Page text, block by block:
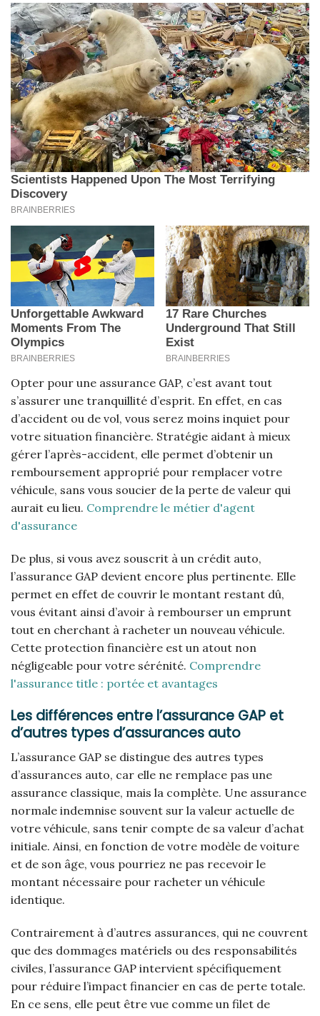
Opter pour une assurance GAP, c’est avant tout
s’assurer une tranquillité d’esprit. En effet, en cas
d’accident ou de vol, vous serez moins inquiet pour
votre situation financière. Stratégie aidant à mieux
gérer l’après-accident, elle permet d’obtenir un
remboursement approprié pour remplacer votre
véhicule, sans vous soucier de la perte de valeur qui
aurait eu lieu. Comprendre le métier d'agent
d'assurance
De plus, si vous avez souscrit à un crédit auto,
l’assurance GAP devient encore plus pertinente. Elle
permet en effet de couvrir le montant restant dû,
vous évitant ainsi d’avoir à rembourser un emprunt
tout en cherchant à racheter un nouveau véhicule.
Cette protection financière est un atout non
négligeable pour votre sérénité. Comprendre
l'assurance title : portée et avantages
Les différences entre l’assurance GAP et
d’autres types d’assurances auto
L’assurance GAP se distingue des autres types
d’assurances auto, car elle ne remplace pas une
assurance classique, mais la complète. Une assurance
normale indemnise souvent sur la valeur actuelle de
votre véhicule, sans tenir compte de sa valeur d’achat
initiale. Ainsi, en fonction de votre modèle de voiture
et de son âge, vous pourriez ne pas recevoir le
montant nécessaire pour racheter un véhicule
identique.
Contrairement à d’autres assurances, qui ne couvrent
que des dommages matériels ou des responsabilités
civiles, l’assurance GAP intervient spécifiquement
pour réduire l’impact financier en cas de perte totale.
En ce sens, elle peut être vue comme un filet de